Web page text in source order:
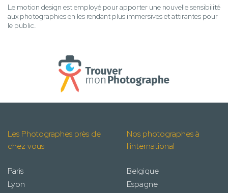
Le motion design est employé pour apporter une nouvelle sensibilité
aux photographies en les rendant plus immersives et attirantes pour
le public.
Les Photographes près de
chez vous
Paris
Lyon
Nos photographes à
l'international
Belgique
Espagne